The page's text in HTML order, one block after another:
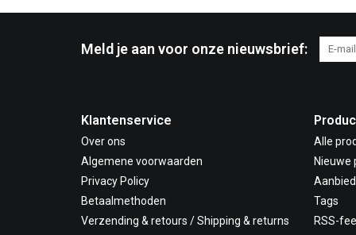
Meld je aan voor onze nieuwsbrief:
Klantenservice
Over ons
Algemene voorwaarden
Privacy Policy
Betaalmethoden
Verzending & retours / Shipping & returns
Alle
Nieuwe
Tags
RSS-